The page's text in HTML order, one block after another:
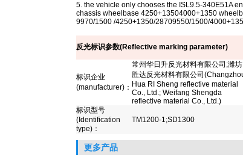
5. the vehicle only chooses the ISL9.5-340E51A
chassis wheelbase 4250+13504000+1350
9970/1500 /4250+1350/28709550/1500/
反光标识参数(Reflective marking parameter)
标识企业
(manufacturer) ：
常州华日升反光材料有限公司 ;潍坊
胜达反光材料有限公司
Hua RI Sheng reflective material
Co., Ltd.; Weifang Shengda
reflective material Co., Ltd.)
标识型号
(Identification
type) ：
TM1200-1;SD1300
更多产品